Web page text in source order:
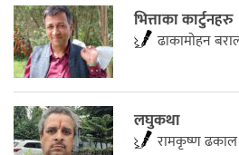
भित्ताका कार्टुनहरु
ढाकामाेहन
लघुकथा
रामकृष्ण ढकाल